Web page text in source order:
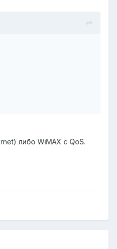
либо WiMAX с QoS.